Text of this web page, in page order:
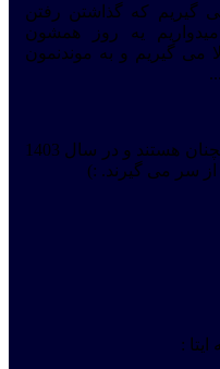
گیریم که گذاشتن رفتن
یه روز همشون
می گیریم و به موندنمون
به امید فردایی بهتر! ربوچیپی ها همچنان هستند و در سال 1403
سر می گیرند. :)
: